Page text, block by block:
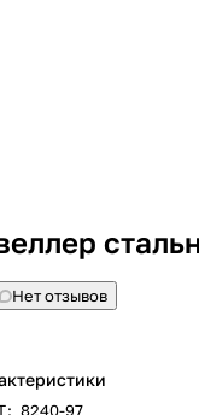
Нет отзывов
: 8240-97